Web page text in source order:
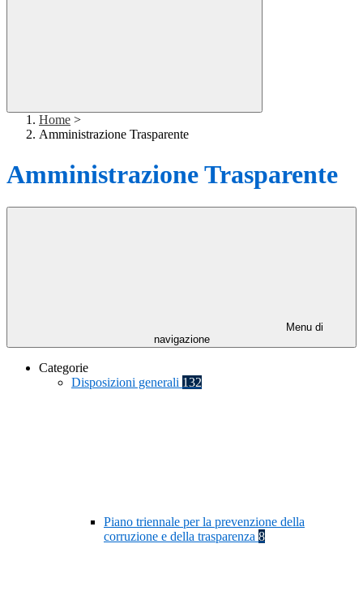
Home >
Amministrazione Trasparente
Amministrazione Trasparente
Menu di
navigazione
Categorie
Disposizioni generali 132
Piano triennale per la prevenzione della
corruzione e della trasparenza 8